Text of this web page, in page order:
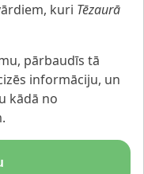
kuri Tēzaurā
pārbaudīs tā
informāciju, un
kādā no